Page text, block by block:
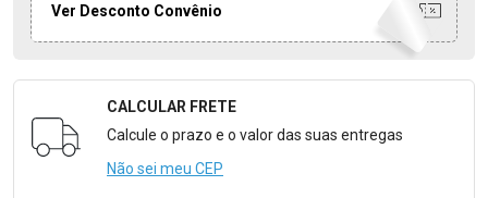
Ver Desconto Convênio
Formulário para Calcular o Frete
CALCULAR FRETE
Calcule o prazo e o valor das suas entregas
Não sei meu CEP